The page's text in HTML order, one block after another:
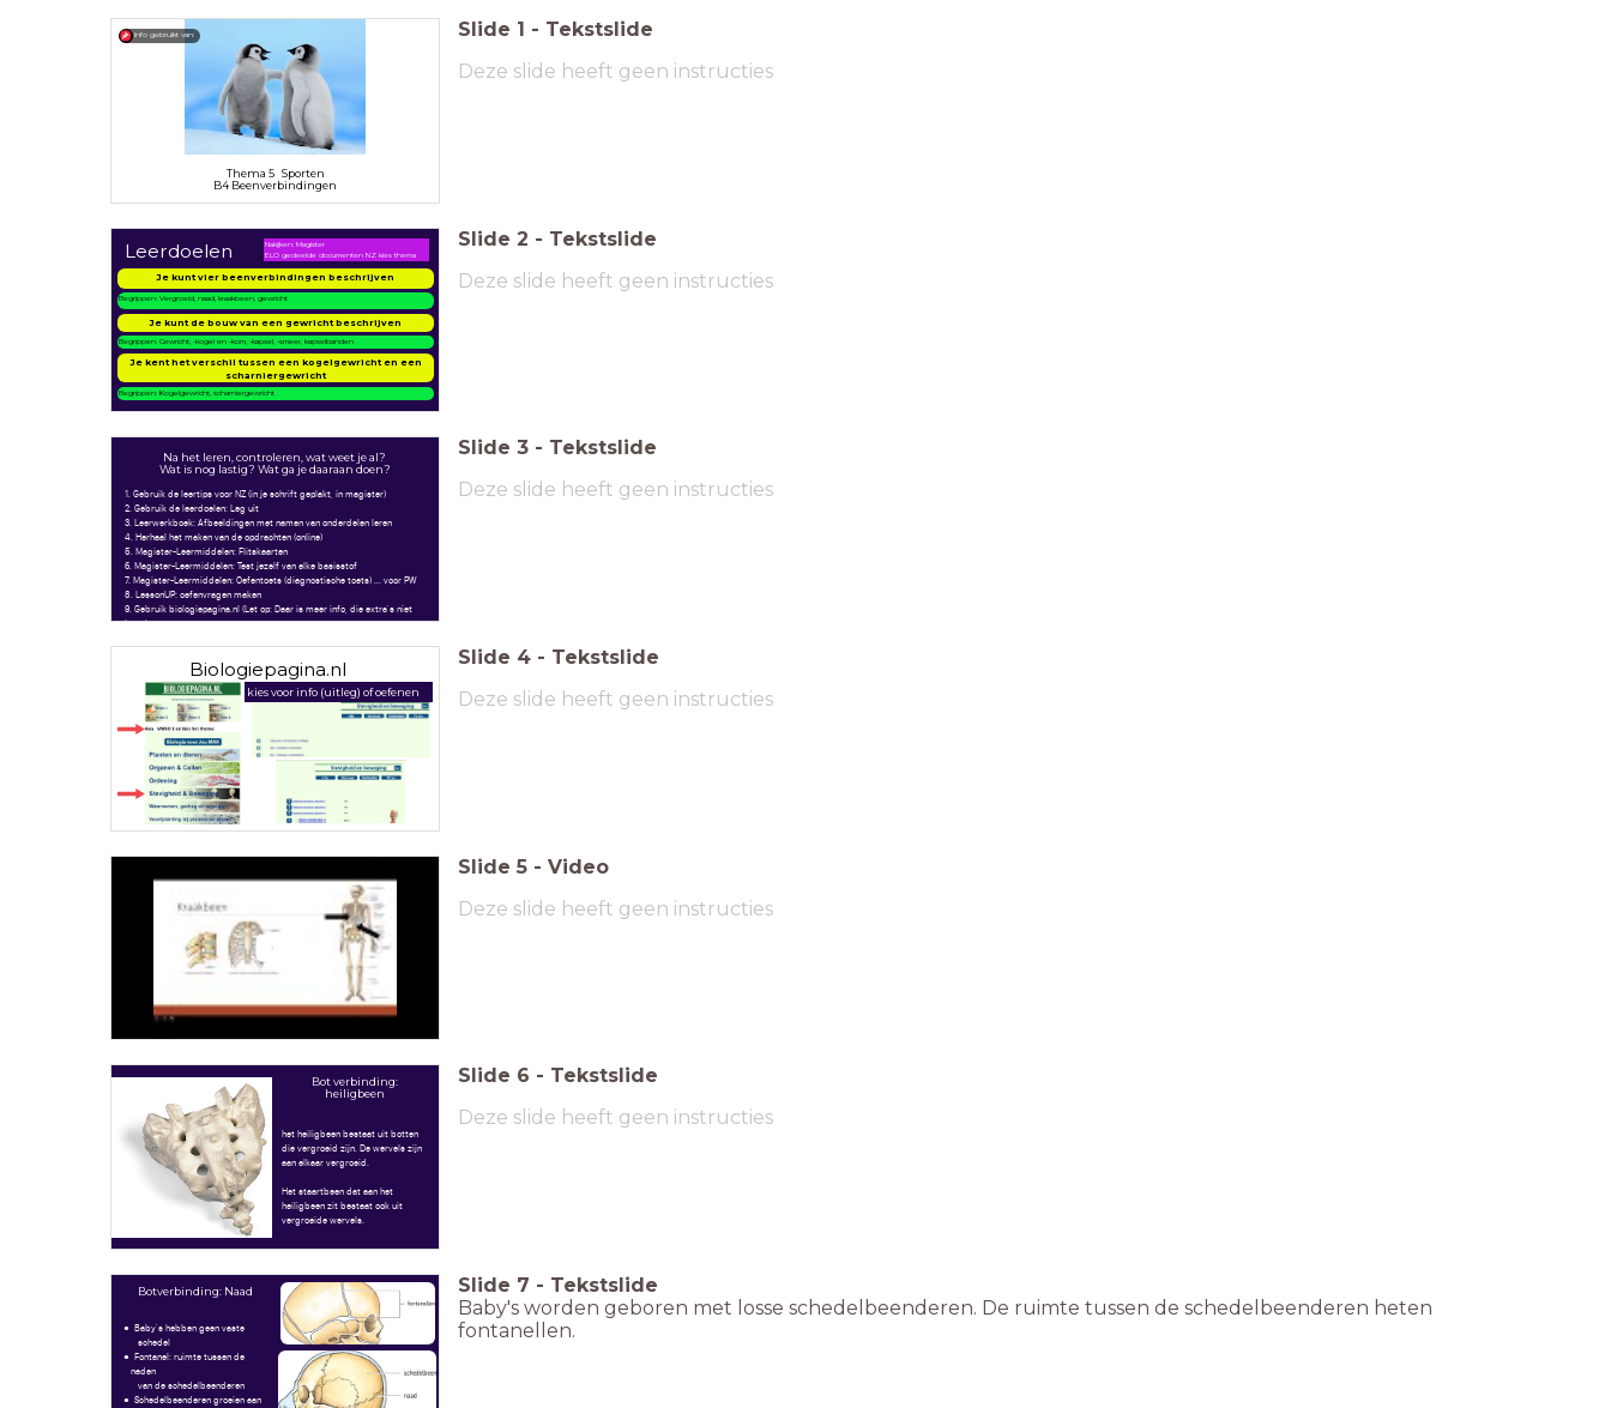
Thema 5 Sporten
B4 Beenverbindingen
Info gebruikt van: Slide 1 - Tekstslide
Deze slide heeft geen instructies
Leerdoelen
Je kunt vier beenverbindingen beschrijven
Begrippen: Vergroeid, naad, kraakbeen, gewricht
Je kunt de bouw van een gewricht beschrijven
Begrippen: Gewricht, -kogel en -kom, -kapsel, -smeer, kapselbanden
Je kent het verschil tussen een kogelgewricht en een
scharniergewricht
Begrippen: Kogelgewricht, scharniergewricht
Nakijken: Magister
ELO gedeelde documenten NZ kies thema
Slide 2 - Tekstslide
Deze slide heeft geen instructies
Na het leren, controleren, wat weet je al?
Wat is nog lastig? Wat ga je daaraan doen?
1. Gebruik de leertips voor NZ (in je schrift geplakt, in magister)
2. Gebruik de leerdoelen: Leg uit
3. Leerwerkboek: Afbeeldingen met namen van onderdelen leren
4. Herhaal het maken van de opdrachten (online)
5. Magister-Leermiddelen: Flitskaarten
6. Magister-Leermiddelen: Test jezelf van elke basisstof
7. Magister-Leermiddelen: Oefentoets (diagnostische toets) ... voor PW
8. LessonUP: oefenvragen maken
9. Gebruik biologiepagina.nl (Let op: Daar is meer info, die extra's niet
leren)
Slide 3 - Tekstslide
Deze slide heeft geen instructies
Biologiepagina.nl
kies voor info (uitleg) of oefenen
Slide 4 - Tekstslide
Deze slide heeft geen instructies
Slide 5 - Video
Deze slide heeft geen instructies
Bot verbinding:
heiligbeen
het heiligbeen bestaat uit botten
die vergroeid zijn. De wervels zijn
aan elkaar vergroeid.
Het staartbeen dat aan het
heiligbeen zit bestaat ook uit
vergroeide wervels.
Slide 6 - Tekstslide
Deze slide heeft geen instructies
Botverbinding: Naad
Baby's hebben geen vaste
schedel
Fontanel: ruimte tussen de
naden
van de schedelbeenderen
Schedelbeenderen groeien aan
Slide 7 - Tekstslide
Baby's worden geboren met losse schedelbeenderen. De ruimte tussen de schedelbeenderen heten
fontanellen.